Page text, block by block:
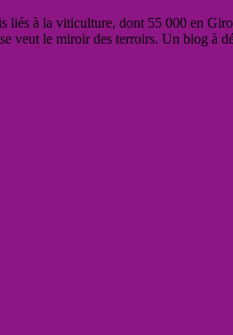
liés à la viticulture, dont 55 000 en
veut le miroir des terroirs. Un blog à